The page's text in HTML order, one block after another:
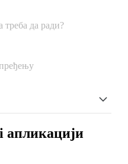
да ради?
апликацији